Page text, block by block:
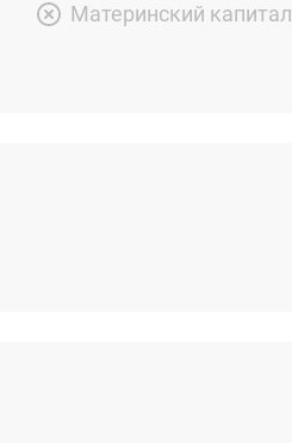
Материнский капитал